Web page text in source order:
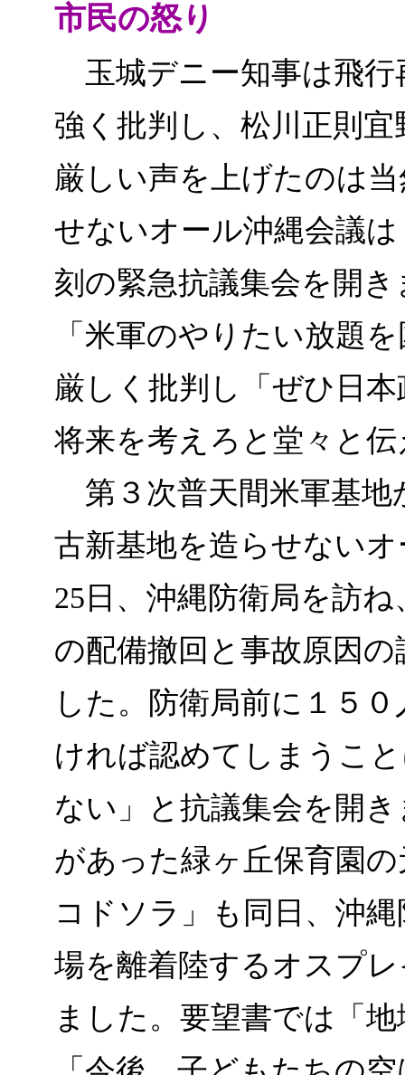
市民の怒り
玉城デニー知事は飛行
強く批判し、松川正則
厳しい声を上げたのは
せないオール沖縄会議
刻の緊急抗議集会を開
「米軍のやりたい放題
厳しく批判し「ぜひ日
将来を考えろと堂々と
第３次普天間米軍基地
古新基地を造らせない
25日、沖縄防衛局を訪
の配備撤回と事故原因
した。防衛局前に１５
ければ認めてしまうこ
ない」と抗議集会を開
があった緑ヶ丘保育園
コドソラ」も同日、沖
場を離着陸するオスプ
ました。要望書では「